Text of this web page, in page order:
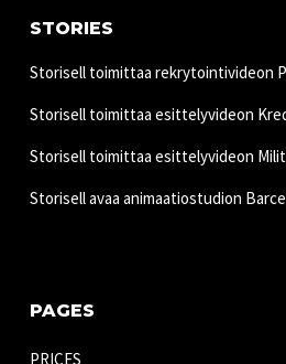
STORIES
Storisell toimittaa rekrytointivideon
Storisell toimittaa esittelyvideon
Storisell toimittaa esittelyvideon
Storisell avaa animaatiostudion
PAGES
PRICES